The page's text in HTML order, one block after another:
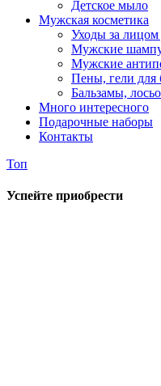
Детское мыло
Мужская косметика
Уходы за
Мужские
Мужские
Пены, гели для
Бальзамы,
Много интересного
Подарочные наборы
Контакты
Топ
Успейте приобрести